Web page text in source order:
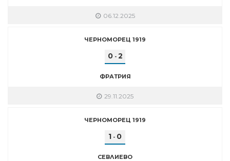
06.12.2025
ЧЕРНОМОРЕЦ 1919
0- 2
ФРАТРИЯ
29.11.2025
ЧЕРНОМОРЕЦ 1919
1 - 0
СЕВЛИЕВО